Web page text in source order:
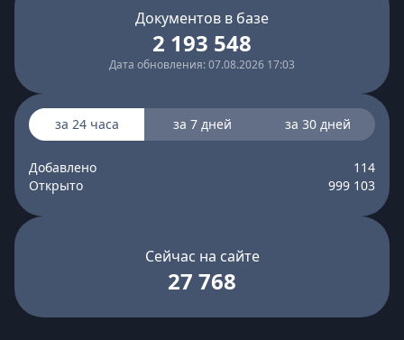
Документов в базе
2 193 548
Дата обновления: 07.08.2026 17:03
за 24 часа за 7 дней за 30 дней
Добавлено
114
Открыто
999 103
Сейчас на сайте
27 768